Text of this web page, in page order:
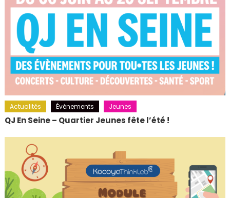
Actualités Événements Jeunes
QJ En Seine – Quartier Jeunes fête l’été !